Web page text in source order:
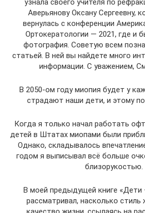
узнала своего учителя по
Аверьянову Оксану Сергеевну,
вернулась с конференции
Ортокератологии — 2021, где и
фотография. Советую всем
статьей. В ней вы найдете много
информации. С уважением,
В 2050-ом году миопия будет у
страдают наши дети, и этому
Когда я только начал работать
детей в Штатах миопами были
Однако, складывалось
годом я выписывал всё больше
близорукостью.
В моей предыдущей книге
рассматривал, насколько стиль